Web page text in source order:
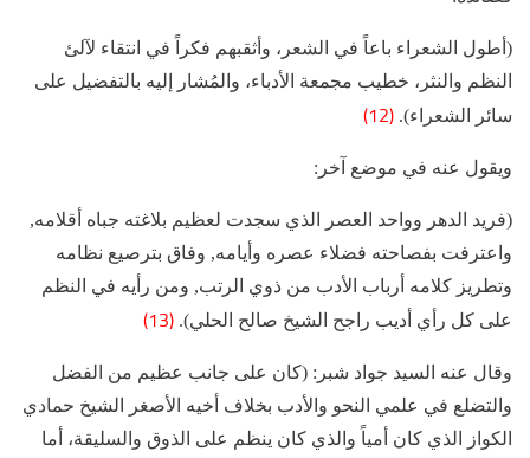
(أطول الشعراء باعاً في الشعر، وأثقبهم فكراً في انتقاء لآلئ
النظم والنثر، خطيب مجمعة الأدباء، والمُشار إليه بالتفضيل على
سائر الشعراء). (12)
ويقول عنه في موضع آخر:
(فريد الدهر وواحد العصر الذي سجدت لعظيم بلاغته جباه أقلامه,
واعترفت بفصاحته فضلاء عصره وأيامه, وفاق بترصيع نظامه
وتطريز كلامه أرباب الأدب من ذوي الرتب, ومن رأيه في النظم
على كل رأي أديب راجح الشيخ صالح الحلي). (13)
وقال عنه السيد جواد شبر: (كان على جانب عظيم من الفضل
والتضلع في علمي النحو والأدب بخلاف أخيه الأصغر الشيخ حمادي
الكواز الذي كان أمياً والذي كان ينظم على الذوق والسليقة، أما